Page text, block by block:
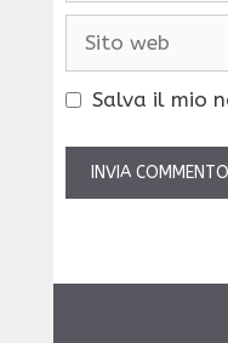
Salva il mio